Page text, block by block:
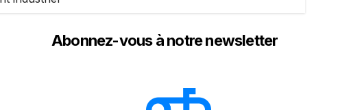
Abonnez-vous à notre newsletter